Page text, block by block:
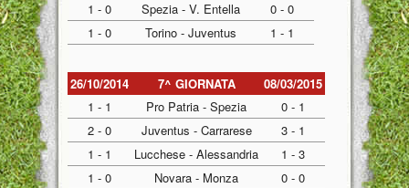
1 - 0
Spezia - V. Entella
0 - 0
1 - 0
Torino - Juventus 1 - 1
26/10/2014 7^ GIORNATA
08/03/2015
1 - 1
Pro Patria - Spezia
0 - 1
2 - 0
Juventus - Carrarese
3 - 1
1 - 1
Lucchese - Alessandria
1 - 3
1 - 0
Novara - Monza
0 - 0